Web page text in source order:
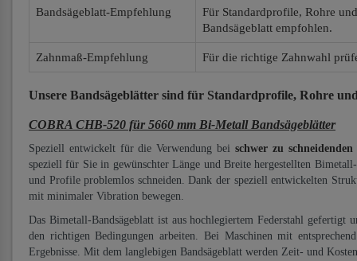
Bandsägeblatt-Empfehlung
Für Standardprofile, Rohre
Bandsägeblatt empfohlen.
Zahnmaß-Empfehlung Für die richtige Zahnwahl
Unsere Bandsägeblätter sind für Standardprofile, Rohre
COBRA CHB-520 für 5660 mm Bi-Metall Bandsägeblätter
Speziell entwickelt für die Verwendung bei schwer zu
speziell für Sie in gewünschter Länge und Breite hergestellten
und Profile problemlos schneiden. Dank der speziell entwickelten
mit minimaler Vibration bewegen.
Das Bimetall-Bandsägeblatt ist aus hochlegiertem Federstahl
den richtigen Bedingungen arbeiten. Bei Maschinen mit
Ergebnisse. Mit dem langlebigen Bandsägeblatt werden Zeit- und